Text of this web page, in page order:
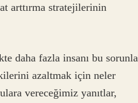
arttırma stratejilerinin
daha fazla insanı bu sorunla
azaltmak için neler
vereceğimiz yanıtlar,